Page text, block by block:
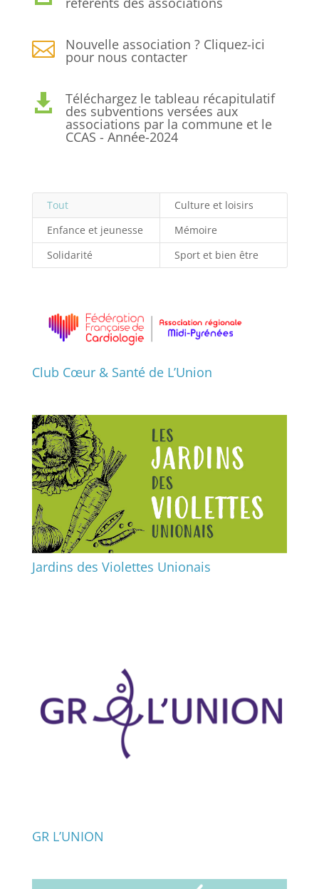
 Nouvelle association ? Cliquez-ici
pour nous contacter
 Téléchargez le tableau récapitulatif
des subventions versées aux
associations par la commune et le
CCAS - Année-2024
Tout
Culture et loisirs
Enfance et jeunesse
Mémoire
Solidarité
Sport et bien être
Club Cœur & Santé de L’Union
Jardins des Violettes Unionais
GR L’UNION